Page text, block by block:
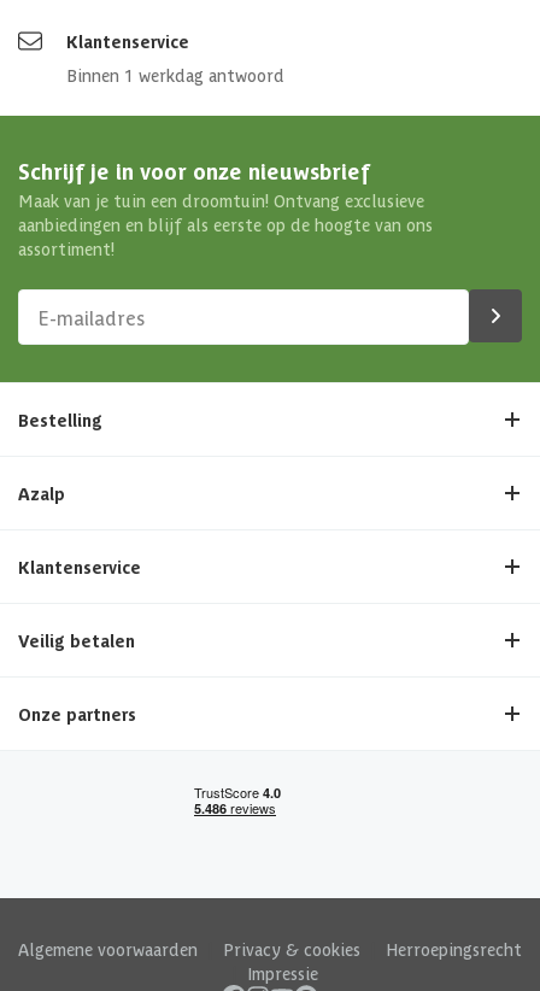
Klantenservice
Binnen 1 werkdag antwoord
Schrijf je in voor onze nieuwsbrief
Maak van je tuin een droomtuin! Ontvang exclusieve
aanbiedingen en blijf als eerste op de hoogte van ons
assortiment!
Bestelling
Azalp
Klantenservice
Veilig betalen
Onze partners
Algemene voorwaarden Privacy & cookies
Herroepingsrecht
Impressie